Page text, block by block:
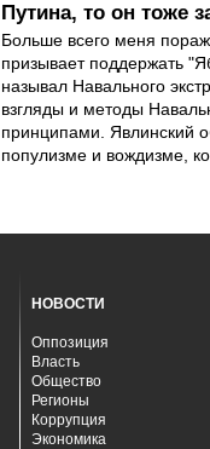
Путина, то он тоже
Больше всего меня
призывает поддержать
называл Навального
взгляды и методы
принципами. Явлинский
популизме и вождизме,
НОВОСТИ
Оппозиция
Власть
Общество
Регионы
Коррупция
Экономика